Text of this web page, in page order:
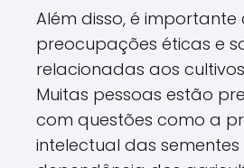
Além disso, é
preocupações éticas e
relacionadas aos
Muitas pessoas estão
com questões como a
intelectual das sementes